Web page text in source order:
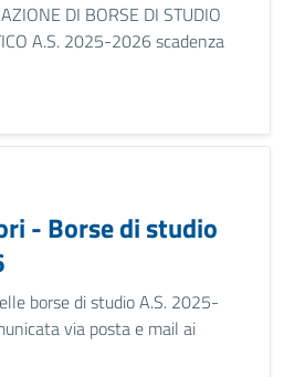
DI BORSE DI STUDIO
A.S. 2025-2026 scadenza
- Borse di studio
borse di studio A.S. 2025-
via posta e mail ai